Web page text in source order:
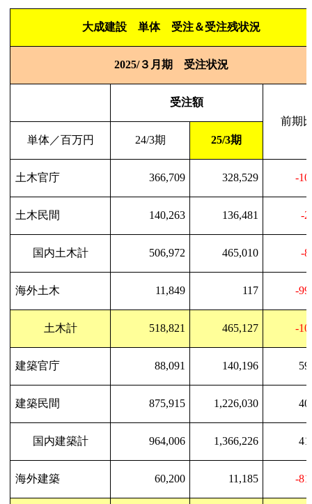
大成建設 単体 受注＆受注残状況
2025/３月期 受注状況
受注額
前期
単体／百万円
24/3期 25/3期
土木官庁 366,709 328,529 -
土木民間 140,263 136,481 -
国内土木計 506,972 465,010 -
海外土木 11,849 117 -
土木計 518,821 465,127 -
建築官庁 88,091 140,196
建築民間 875,915 1,226,030
国内建築計 964,006 1,366,226
海外建築 60,200 11,185 -